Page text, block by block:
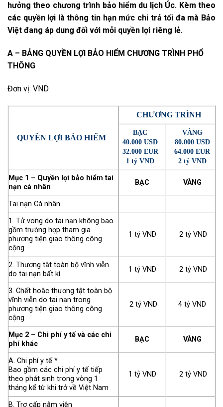
hưởng theo chương trình bảo hiểm du lịch Úc. Kèm theo
các quyền lợi là thông tin hạn mức chi trả tối đa mà Bảo
Việt đang áp dung đối với mỗi quyền lợi riêng lẻ.
A – BẢNG QUYỀN LỢI BẢO HIỂM CHƯƠNG TRÌNH PHỔ
THÔNG
Đơn vị: VND
QUYỀN LỢI BẢO HIỂM
CHƯƠNG TRÌNH
BẠC
40.000 USD
32.000 EUR
1 tỷ VND
VÀNG
80.000 USD
64.000 EUR
2 tỷ VND
Mục 1 – Quyền lợi bảo hiểm tai
nạn cá nhân
BẠC VÀNG
Tai nạn Cá nhân
1. Tử vong do tai nạn không bao
gồm trường hợp tham gia
phương tiện giao thông công
cộng
1 tỷ VND 2 tỷ VND
2. Thương tật toàn bộ vĩnh viễn
do tai nạn bất kì
1 tỷ VND 2 tỷ VND
3. Chết hoặc thương tật toàn bộ
vĩnh viễn do tai nạn trong
phương tiện giao thông công
cộng
2 tỷ VND 4 tỷ VND
Mục 2 – Chi phí y tế và các chi
phí khác
BẠC VÀNG
A. Chi phí y tế *
Bao gồm các chi phí y tế tiếp
theo phát sinh trong vòng 1
tháng kể từ khi trở về Việt Nam
1 tỷ VND 2 tỷ VND
B. Trợ cấp nằm viện